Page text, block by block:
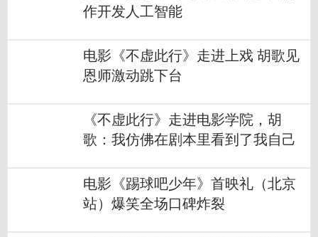
作开发人工智能
电影《不虚此行》走进上戏 胡歌见
恩师激动跳下台
《不虚此行》走进电影学院，胡
歌：我仿佛在剧本里看到了我自己
电影《踢球吧少年》首映礼（北京
站）爆笑全场口碑炸裂